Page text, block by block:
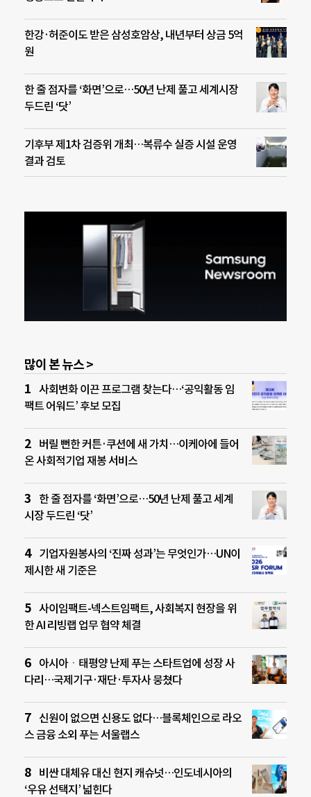
한강·허준이도 받은 삼성호암상, 내년부터 상금 5억
원
한 줄 점자를 ‘화면’으로…50년 난제 풀고 세계시장
두드린 ‘닷’
기후부 제1차 검증위 개최…복류수 실증 시설 운영
결과 검토
많이 본 뉴스 >
사회변화 이끈 프로그램 찾는다…‘공익활동 임
팩트 어워드’ 후보 모집
버릴 뻔한 커튼·쿠션에 새 가치…이케아에 들어
온 사회적기업 재봉 서비스
한 줄 점자를 ‘화면’으로…50년 난제 풀고 세계
시장 두드린 ‘닷’
기업자원봉사의 ‘진짜 성과’는 무엇인가…UN이
제시한 새 기준은
사이임팩트-넥스트임팩트, 사회복지 현장을 위
한 AI 리빙랩 업무 협약 체결
아시아ㆍ태평양 난제 푸는 스타트업에 성장 사
다리…국제기구·재단·투자사 뭉쳤다
신원이 없으면 신용도 없다…블록체인으로 라오
스 금융 소외 푸는 서울랩스
비싼 대체유 대신 현지 캐슈넛…인도네시아의
‘우유 선택지’ 넓힌다